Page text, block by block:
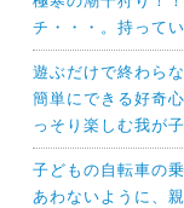
チ・・・。持って
遊ぶだけで終わら
簡単にできる好奇
っそり楽しむ我が
子どもの自転車の
あわないように、